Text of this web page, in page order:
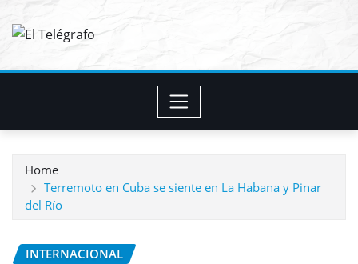
Home
Terremoto en Cuba se siente en La Habana y Pinar
del Río
INTERNACIONAL